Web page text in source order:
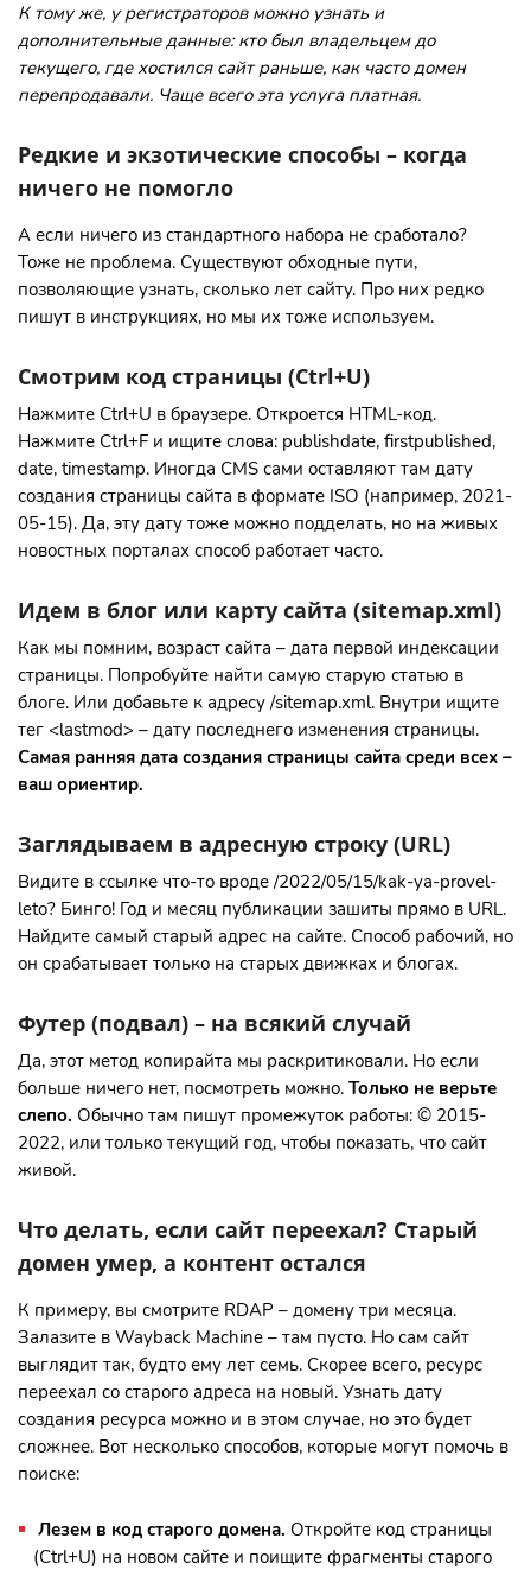
К тому же, у регистраторов можно узнать и
дополнительные данные: кто был владельцем до
текущего, где хостился сайт раньше, как часто домен
перепродавали. Чаще всего эта услуга платная.
Редкие и экзотические способы – когда
ничего не помогло
А если ничего из стандартного набора не сработало?
Тоже не проблема. Существуют обходные пути,
позволяющие узнать, сколько лет сайту. Про них редко
пишут в инструкциях, но мы их тоже используем.
Смотрим код страницы (Ctrl+U)
Нажмите Ctrl+U в браузере. Откроется HTML-код.
Нажмите Ctrl+F и ищите слова: publishdate, firstpublished,
date, timestamp. Иногда CMS сами оставляют там дату
создания страницы сайта в формате ISO (например, 2021-
05-15). Да, эту дату тоже можно подделать, но на живых
новостных порталах способ работает часто.
Идем в блог или карту сайта (sitemap.xml)
Как мы помним, возраст сайта – дата первой индексации
страницы. Попробуйте найти самую старую статью в
блоге. Или добавьте к адресу /sitemap.xml. Внутри ищите
тег <lastmod> – дату последнего изменения страницы.
Самая ранняя дата создания страницы сайта среди всех –
ваш ориентир.
Заглядываем в адресную строку (URL)
Видите в ссылке что-то вроде /2022/05/15/kak-ya-provel-
leto? Бинго! Год и месяц публикации зашиты прямо в URL.
Найдите самый старый адрес на сайте. Способ рабочий, но
он срабатывает только на старых движках и блогах.
Футер (подвал) – на всякий случай
Да, этот метод копирайта мы раскритиковали. Но если
больше ничего нет, посмотреть можно. Только не верьте
слепо. Обычно там пишут промежуток работы: © 2015-
2022, или только текущий год, чтобы показать, что сайт
живой.
Что делать, если сайт переехал? Старый
домен умер, а контент остался
К примеру, вы смотрите RDAP – домену три месяца.
Залазите в Wayback Machine – там пусто. Но сам сайт
выглядит так, будто ему лет семь. Скорее всего, ресурс
переехал со старого адреса на новый. Узнать дату
создания ресурса можно и в этом случае, но это будет
сложнее. Вот несколько способов, которые могут помочь в
поиске:
Лезем в код старого домена. Откройте код страницы
(Ctrl+U) на новом сайте и поищите фрагменты старого